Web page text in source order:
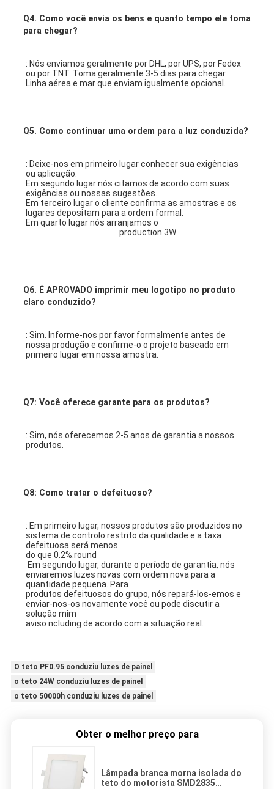
Q4. Como você envia os bens e quanto tempo ele toma
para chegar?
: Nós enviamos geralmente por DHL, por UPS, por Fedex
ou por TNT. Toma geralmente 3-5 dias para chegar.
Linha aérea e mar que enviam igualmente opcional.
Q5. Como continuar uma ordem para a luz conduzida?
: Deixe-nos em primeiro lugar conhecer sua exigências
ou aplicação.
Em segundo lugar nós citamos de acordo com suas
exigências ou nossas sugestões.
Em terceiro lugar o cliente confirma as amostras e os
lugares depositam para a ordem formal.
Em quarto lugar nós arranjamos o
production.3W
Q6. É APROVADO imprimir meu logotipo no produto
claro conduzido?
: Sim. Informe-nos por favor formalmente antes de
nossa produção e confirme-o o projeto baseado em
primeiro lugar em nossa amostra.
Q7: Você oferece garante para os produtos?
: Sim, nós oferecemos 2-5 anos de garantia a nossos
produtos.
Q8: Como tratar o defeituoso?
: Em primeiro lugar, nossos produtos são produzidos no
sistema de controlo restrito da qualidade e a taxa
defeituosa será menos
do que 0.2%.round
Em segundo lugar, durante o período de garantia, nós
enviaremos luzes novas com ordem nova para a
quantidade pequena. Para
produtos defeituosos do grupo, nós repará-los-emos e
enviar-nos-os novamente você ou pode discutir a
solução mim
aviso ncluding de acordo com a situação real.
O teto PF0.95 conduziu luzes de painel
o teto 24W conduziu luzes de painel
o teto 50000h conduziu luzes de painel
Obter o melhor preço para
Lâmpada branca morna isolada do
teto do motorista SMD2835